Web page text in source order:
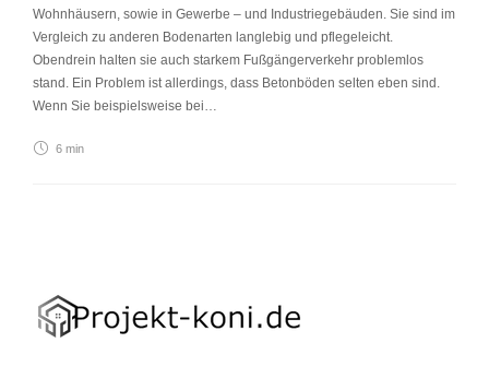
Wohnhäusern, sowie in Gewerbe – und Industriegebäuden. Sie sind im
Vergleich zu anderen Bodenarten langlebig und pflegeleicht.
Obendrein halten sie auch starkem Fußgängerverkehr problemlos
stand. Ein Problem ist allerdings, dass Betonböden selten eben sind.
Wenn Sie beispielsweise bei…
6 min